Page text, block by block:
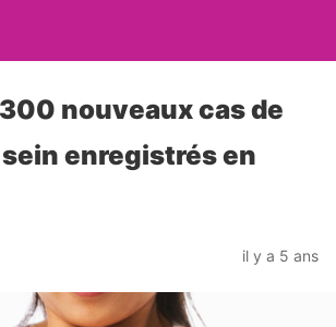
nouveaux cas de
enregistrés en
il y a 5 ans